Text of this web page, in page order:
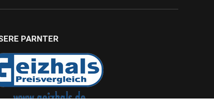
PARNTER